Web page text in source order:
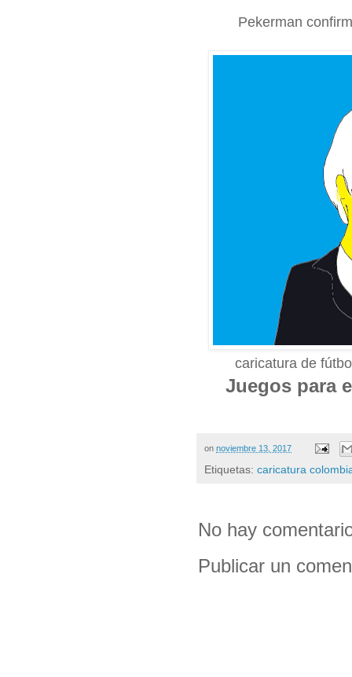
Pekerman
caricatura de
Juegos para
on noviembre 13, 2017
Etiquetas: caricatura
No hay
Publicar un